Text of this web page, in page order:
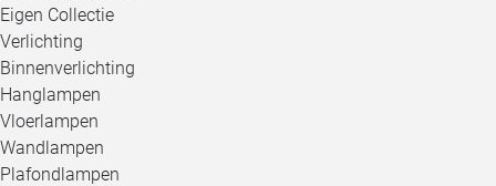
Eigen Collectie
Verlichting
Binnenverlichting
Hanglampen
Vloerlampen
Wandlampen
Plafondlampen